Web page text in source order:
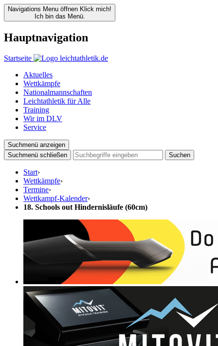
Navigations Menu öffnen Klick mich!
Ich bin das Menü.
Hauptnavigation
Startseite
Aktuelles
Wettkämpfe
Nationalmannschaften
Leichtathletik für Alle
Training
Wir im DLV
Service
Suchmenü anzeigen
Suchmenü schließen
Suchen
Start›
Wettkämpfe›
Termine›
Wettkampf-Kalender›
18. Schools out Hindernisläufe (60cm)